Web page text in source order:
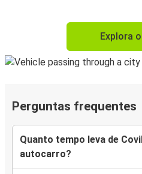
Explora
Perguntas frequentes
Quanto tempo leva de
autocarro?